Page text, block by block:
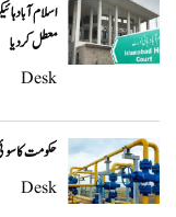
اسلام آباد
معطل کر دیا
Desk
حکومت کا
Desk